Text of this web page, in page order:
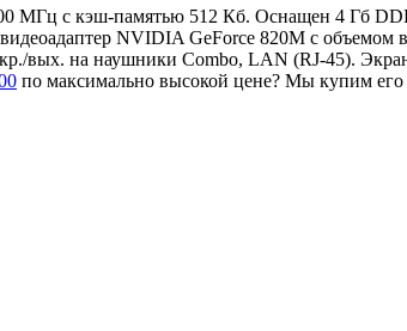
МГц с кэш-памятью 512 Кб. Оснащен 4 Гб
NVIDIA GeForce 820M с объемом
вых. на наушники Combo, LAN (RJ-45).
по максимально высокой цене? Мы купим